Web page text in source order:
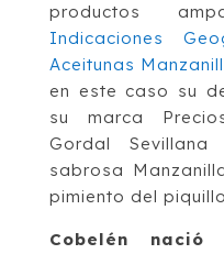
productos
Indicaciones
Aceitunas
en este caso su
su marca
Gordal
sabrosa
pimiento del
Cobelén nació